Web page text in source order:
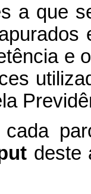
a que
e
deste